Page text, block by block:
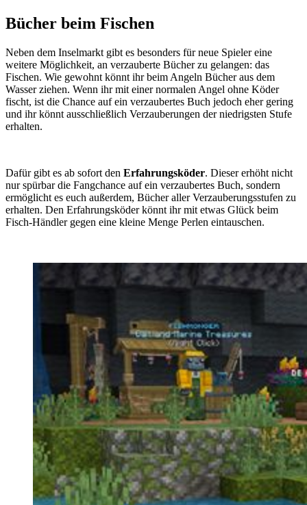
Bücher beim Fischen
Neben dem Inselmarkt gibt es besonders für neue Spieler eine
weitere Möglichkeit, an verzauberte Bücher zu gelangen: das
Fischen. Wie gewohnt könnt ihr beim Angeln Bücher aus dem
Wasser ziehen. Wenn ihr mit einer normalen Angel ohne Köder
fischt, ist die Chance auf ein verzaubertes Buch jedoch eher gering
und ihr könnt ausschließlich Verzauberungen der niedrigsten Stufe
erhalten.
Dafür gibt es ab sofort den Erfahrungsköder. Dieser erhöht nicht
nur spürbar die Fangchance auf ein verzaubertes Buch, sondern
ermöglicht es euch außerdem, Bücher aller Verzauberungsstufen zu
erhalten. Den Erfahrungsköder könnt ihr mit etwas Glück beim
Fisch-Händler gegen eine kleine Menge Perlen eintauschen.